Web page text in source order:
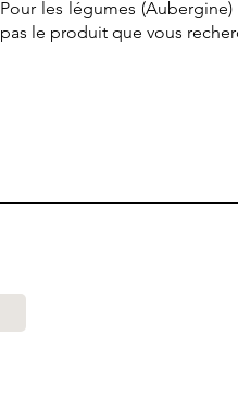
Pour les légumes
pas le produit que vous